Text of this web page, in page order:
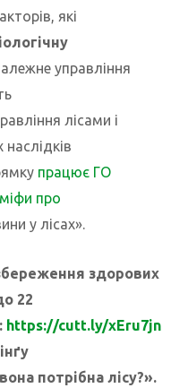
які
управління
лісами і
працює ГО
про
у лісах».
здорових
22
https://cutt.ly/xEru7jn
потрібна лісу?».